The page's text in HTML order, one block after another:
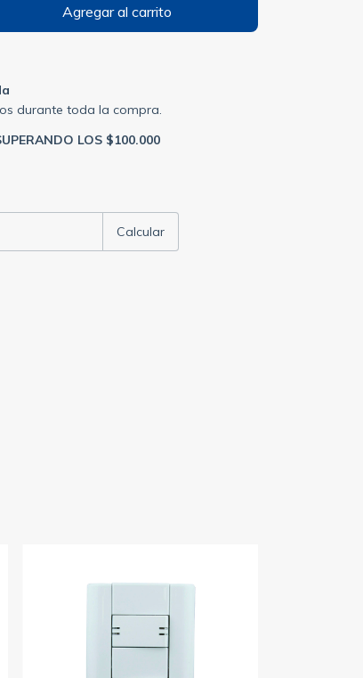
durante toda la compra.
LOS $100.000
Calcular